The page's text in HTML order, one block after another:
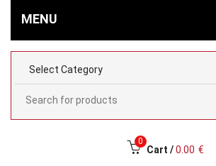
MENU
0
Cart / 0.00 €